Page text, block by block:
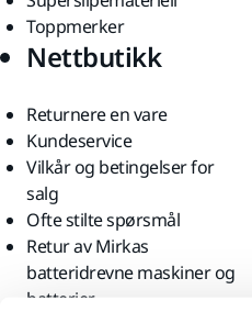
Toppmerker
Nettbutikk
Returnere en vare
Kundeservice
Vilkår og betingelser for
salg
Ofte stilte spørsmål
Retur av Mirkas
batteridrevne maskiner og
batterier